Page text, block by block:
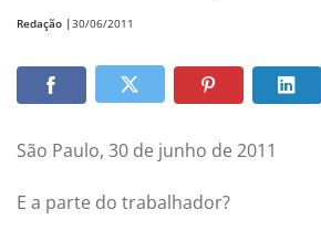
Redação |30/06/2011
São Paulo, 30 de junho de 2011
E a parte do trabalhador?